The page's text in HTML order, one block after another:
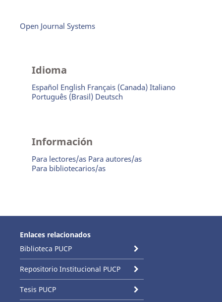
Open Journal Systems
Idioma
Español English Français (Canada) Italiano
Português (Brasil) Deutsch
Información
Para lectores/as Para autores/as
Para bibliotecarios/as
Enlaces relacionados
Biblioteca PUCP
Repositorio Institucional PUCP
Tesis PUCP